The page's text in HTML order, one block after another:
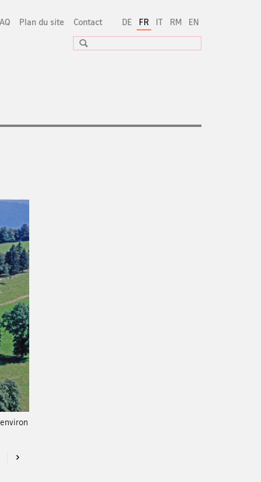
DE FR IT RM EN
Plan du site Contact
Recherche
Previous